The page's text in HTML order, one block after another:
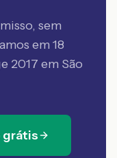
sem
em 18
2017 em São
grátis